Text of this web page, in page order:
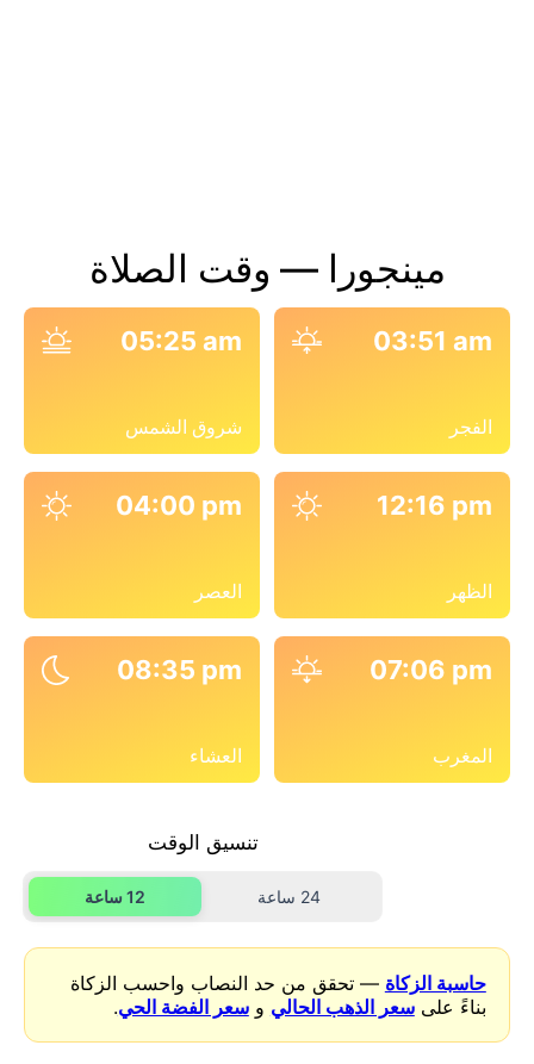
مينجورا — وقت الصلاة
03:51 am
الفجر
05:25 am
شروق الشمس
12:16 pm
الظهر
04:00 pm
العصر
07:06 pm
المغرب
08:35 pm
العشاء
تنسيق الوقت
24 ساعة 12 ساعة
حاسبة الزكاة — تحقق من حد النصاب واحسب الزكاة
بناءً علىسعر الذهب الحالي وسعر الفضة الحي.